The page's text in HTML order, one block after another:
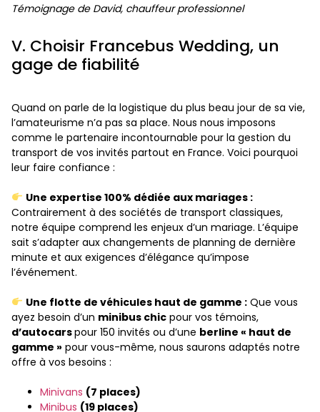
Témoignage de David, chauffeur professionnel
V. Choisir Francebus Wedding, un
gage de fiabilité
Quand on parle de la logistique du plus beau jour de sa vie,
l’amateurisme n’a pas sa place. Nous nous imposons
comme le partenaire incontournable pour la gestion du
transport de vos invités partout en France. Voici pourquoi
leur faire confiance :
Une expertise 100% dédiée aux mariages :
Contrairement à des sociétés de transport classiques,
notre équipe comprend les enjeux d’un mariage. L’équipe
sait s’adapter aux changements de planning de dernière
minute et aux exigences d’élégance qu’impose
l’événement.
Une flotte de véhicules haut de gamme :Que vous
ayez besoin d’un minibus chic pour vos témoins,
d’autocarspour 150 invités ou d’une berline « haut de
gamme » pour vous-même, nous saurons adaptés notre
offre à vos besoins :
Minivans (7 places)
Minibus (19 places)